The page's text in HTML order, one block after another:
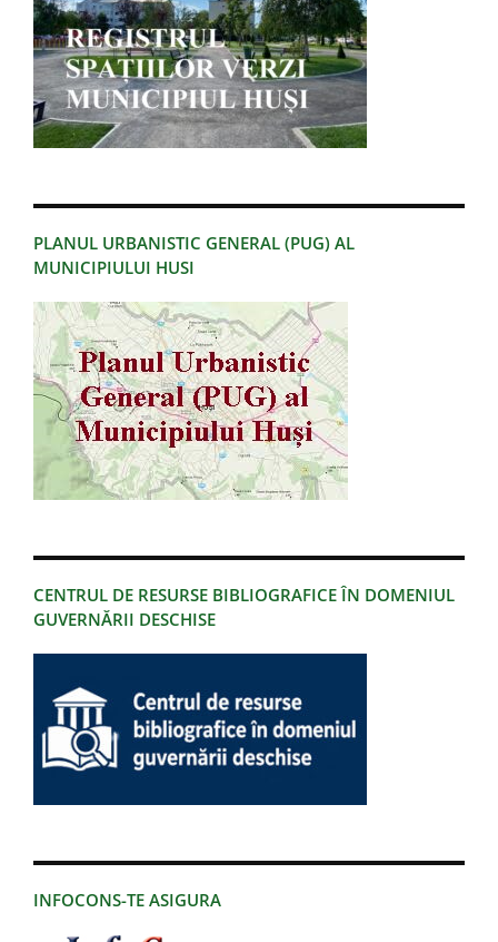
PLANUL URBANISTIC GENERAL (PUG) AL
MUNICIPIULUI HUSI
CENTRUL DE RESURSE BIBLIOGRAFICE ÎN DOMENIUL
GUVERNĂRII DESCHISE
INFOCONS-TE ASIGURA